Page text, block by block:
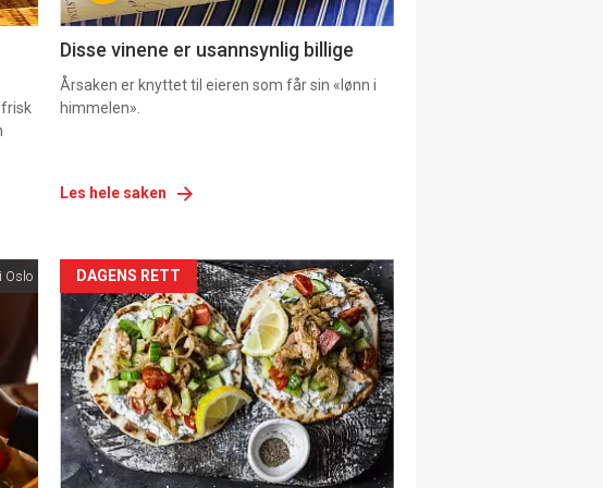
Disse vinene er usannsynlig billige
Årsaken er knyttet til eieren som får sin «lønn i
himmelen».
Les hele saken
Oslo
Forsiden
akkurat
nå
-
6
DAGENS RETT